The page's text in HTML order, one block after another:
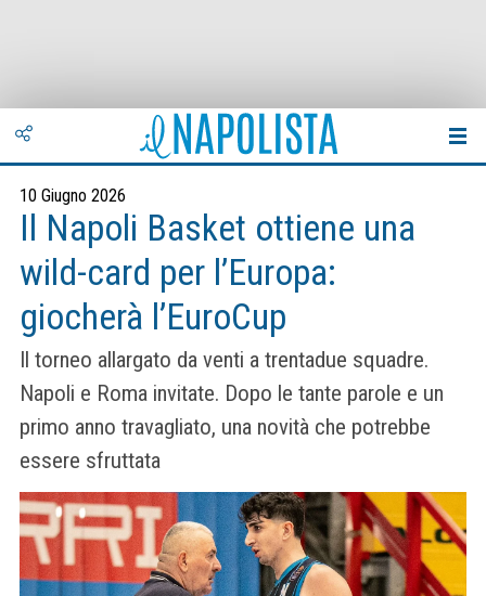
10 Giugno 2026
Il Napoli Basket ottiene una
wild-card per l’Europa:
giocherà l’EuroCup
Il torneo allargato da venti a trentadue squadre.
Napoli e Roma invitate. Dopo le tante parole e un
primo anno travagliato, una novità che potrebbe
essere sfruttata